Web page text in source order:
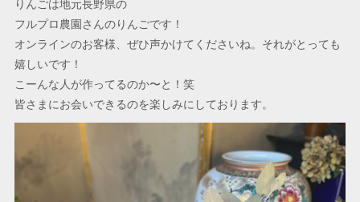
りんごは地元長野県の
フルプロ農園さんのりんごです！
オンラインのお客様、ぜひ声かけてくださいね。それがとっても
嬉しいです！
こーんな人が作ってるのか〜と！笑
皆さまにお会いできるのを楽しみにしております。